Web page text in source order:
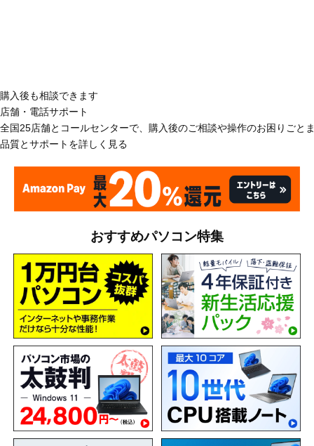
購入後も相談できます
店舗・電話サポート
全国25店舗とコールセンターで、購入後のご相談や操作のお困りごと
品質とサポートを詳しく見る
おすすめパソコン特集